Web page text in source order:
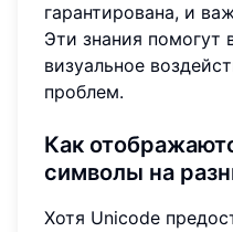
гарантирована, и
Эти знания помогут
визуальное
проблем.
Как
символы на
Хотя Unicode